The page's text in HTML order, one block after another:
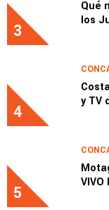
3
Qué
los
4
y TV
5